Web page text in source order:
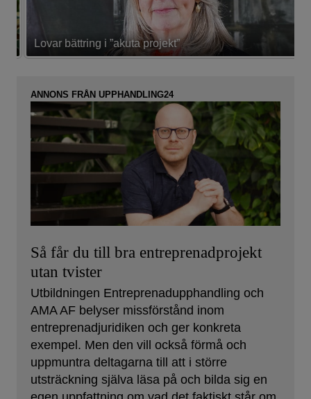
Lovar bättring i ”akuta projekt”
ANNONS FRÅN UPPHANDLING24
Så får du till bra entreprenadprojekt
utan tvister
Utbildningen Entreprenadupphandling och
AMA AF belyser missförstånd inom
entreprenadjuridiken och ger konkreta
exempel. Men den vill också förmå och
uppmuntra deltagarna till att i större
utsträckning själva läsa på och bilda sig en